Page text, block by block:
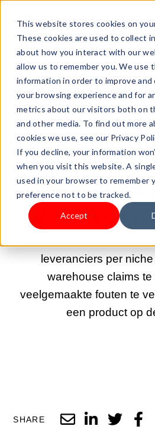
This website stores cookies on
These cookies are used to collect
about how you interact with our
allow us to remember you. We use
information in order to improve and
your browsing experience and for
metrics about our visitors both on
and other media. To find out more
cookies we use, see our Privacy
If you decline, your information
when you visit this website. A
used in your browser to remember
preference not to be tracked.
Accept
2-JUN-2026 9:00:00 |
leveranciers:
vindt,
afstemt op
Lees om de juiste
leveranciers per
warehouse claims te
veelgemaakte fouten te
een product op
SHARE